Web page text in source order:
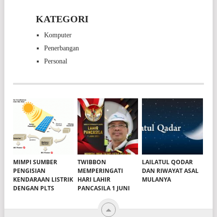
KATEGORI
Komputer
Penerbangan
Personal
MIMPI SUMBER
PENGISIAN
KENDARAAN LISTRIK
DENGAN PLTS
TWIBBON
MEMPERINGATI
HARI LAHIR
PANCASILA 1 JUNI
LAILATUL QODAR
DAN RIWAYAT ASAL
MULANYA